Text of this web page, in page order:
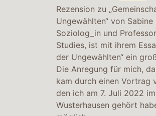
Rezension zu
Ungewählten“ von
Soziolog_in und
Studies, ist mit ihrem
der Ungewählten“ ein
Die Anregung für mich,
kam durch einen Vortrag
den ich am 7. Juli 2022
Wusterhausen gehört